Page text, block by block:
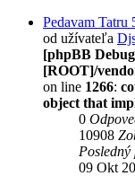
Pedavam Tatru
od užívateľa
[phpBB
[ROOT]/
on line 1266:
object that
0
10908
09 Okt